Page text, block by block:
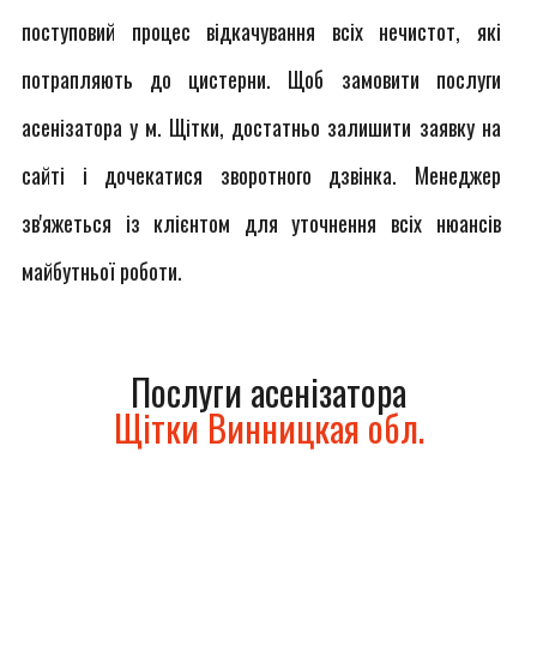
поступовий процес відкачування всіх нечистот, які
потрапляють до цистерни. Щоб замовити послуги
асенізатора у м. Щітки, достатньо залишити заявку на
сайті і дочекатися зворотного дзвінка. Менеджер
зв'яжеться із клієнтом для уточнення всіх нюансів
майбутньої роботи.
Послуги асенізатора
Щітки Винницкая обл.